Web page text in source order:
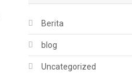
Berita
blog
Uncategorized